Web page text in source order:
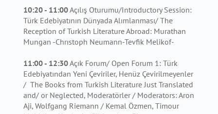
10:20 - 11:00Açılış Oturumu/Introductory Session:
Türk Edebiyatının Dünyada Alımlanması/ The
Reception of Turkish Literature Abroad: Murathan
Mungan -Chrıstoph Neumann-Tevfik Melikof-
11:00 - 12:30Açık Forum/ Open Forum 1: Türk
Edebiyatından Yeni Çeviriler, Henüz Çevirilmeyenler
/ The Books from Turkish Literature Just Translated
and/ or Neglected, Moderatörler / Moderators: Aron
Aji, Wolfgang Riemann / Kemal Özmen, Timour